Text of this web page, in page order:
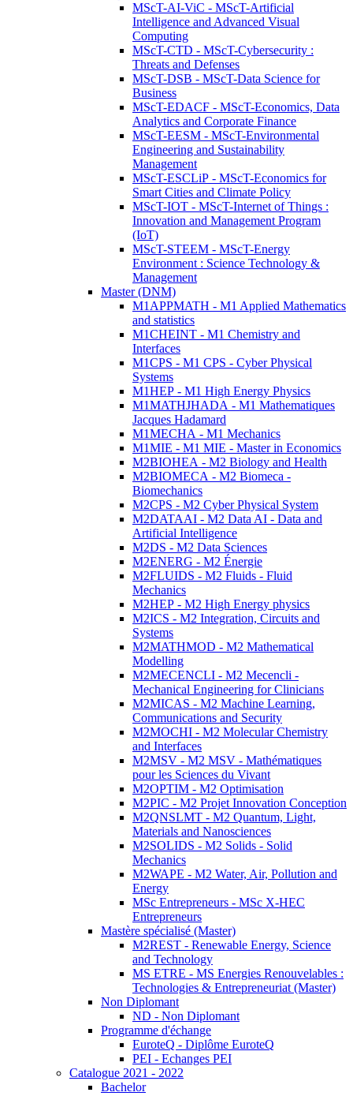
MScT-AI-ViC - MScT-Artificial
Intelligence and Advanced Visual
Computing
MScT-CTD - MScT-Cybersecurity :
Threats and Defenses
MScT-DSB - MScT-Data Science for
Business
MScT-EDACF - MScT-Economics, Data
Analytics and Corporate Finance
MScT-EESM - MScT-Environmental
Engineering and Sustainability
Management
MScT-ESCLiP - MScT-Economics for
Smart Cities and Climate Policy
MScT-IOT - MScT-Internet of Things :
Innovation and Management Program
(IoT)
MScT-STEEM - MScT-Energy
Environment : Science Technology &
Management
Master (DNM)
M1APPMATH - M1 Applied Mathematics
and statistics
M1CHEINT - M1 Chemistry and
Interfaces
M1CPS - M1 CPS - Cyber Physical
Systems
M1HEP - M1 High Energy Physics
M1MATHJHADA - M1 Mathematiques
Jacques Hadamard
M1MECHA - M1 Mechanics
M1MIE - M1 MIE - Master in Economics
M2BIOHEA - M2 Biology and Health
M2BIOMECA - M2 Biomeca -
Biomechanics
M2CPS - M2 Cyber Physical System
M2DATAAI - M2 Data AI - Data and
Artificial Intelligence
M2DS - M2 Data Sciences
M2ENERG - M2 Énergie
M2FLUIDS - M2 Fluids - Fluid
Mechanics
M2HEP - M2 High Energy physics
M2ICS - M2 Integration, Circuits and
Systems
M2MATHMOD - M2 Mathematical
Modelling
M2MECENCLI - M2 Mecencli -
Mechanical Engineering for Clinicians
M2MICAS - M2 Machine Learning,
Communications and Security
M2MOCHI - M2 Molecular Chemistry
and Interfaces
M2MSV - M2 MSV - Mathématiques
pour les Sciences du Vivant
M2OPTIM - M2 Optimisation
M2PIC - M2 Projet Innovation Conception
M2QNSLMT - M2 Quantum, Light,
Materials and Nanosciences
M2SOLIDS - M2 Solids - Solid
Mechanics
M2WAPE - M2 Water, Air, Pollution and
Energy
MSc Entrepreneurs - MSc X-HEC
Entrepreneurs
Mastère spécialisé (Master)
M2REST - Renewable Energy, Science
and Technology
MS ETRE - MS Energies Renouvelables :
Technologies & Entrepreneuriat (Master)
Non Diplomant
ND - Non Diplomant
Programme d'échange
EuroteQ - Diplôme EuroteQ
PEI - Echanges PEI
Catalogue 2021 - 2022
Bachelor